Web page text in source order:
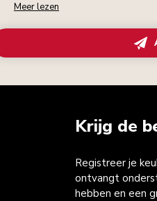
Meer lezen
Krijg de
Registreer je
ontvangt
hebben en een